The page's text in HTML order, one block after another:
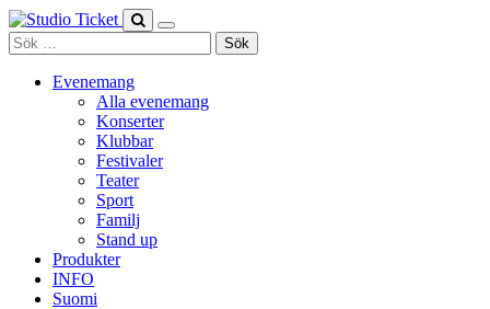
Skip
to
content
Sök
efter:
Evenemang
Alla evenemang
Konserter
Klubbar
Festivaler
Teater
Sport
Familj
Stand up
Produkter
INFO
Suomi